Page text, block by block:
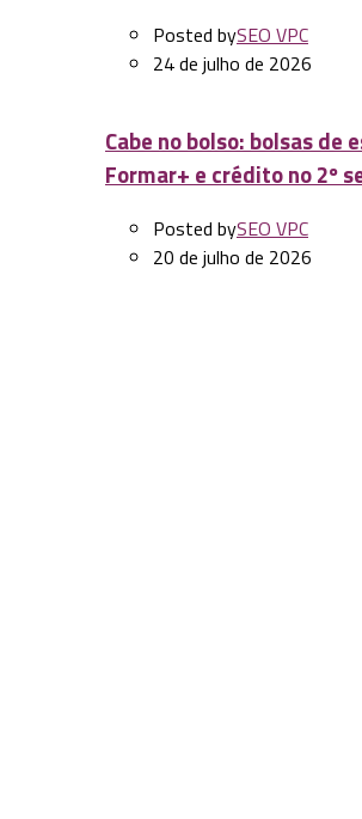
Posted bySEO VPC
24 de julho de 2026
Cabe no bolso: bolsas de
Formar+ e crédito no 2º
Posted bySEO VPC
20 de julho de 2026